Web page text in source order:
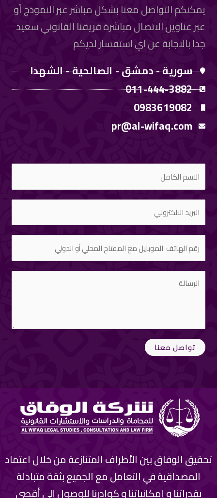
يمكنكم التواصل معنا بشكل مباشر عبر النموذج أو
عبر عناوين الاتصال مباشرة فريقنا القانوني سعيد
جدا بالاجابة عن اي استفسار لديكم
سورية - دمشق - الصالحية - الشهدا
011-444-3882
0983619082
pr@al-wifaq.com
تواصل معنا
تحقيق الوفاق بين الأطراف المتنازعة من خلال اعتماد
المصداقية في التعامل مع الجميع بثقة متبادلة
بقدراتنا و إمكانياتنا و كوادرنا للوصول إلى أقصى